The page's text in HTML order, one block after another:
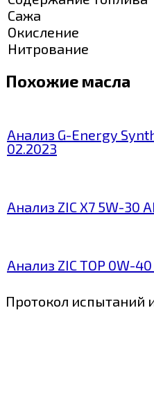
Сажа
Окисление
Нитрование
Похожие масла
Анализ G-Energy
02.2023
Анализ ZIC X7 5W-30
Анализ ZIC TOP 0W-
Протокол испытаний